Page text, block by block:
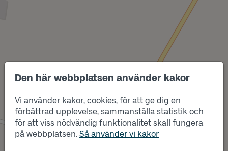
Den här webbplatsen använder kakor
Vi använder kakor, cookies, för att ge dig en
förbättrad upplevelse, sammanställa statistik och
för att viss nödvändig funktionalitet skall fungera
på webbplatsen. Så använder vi kakor
Läge